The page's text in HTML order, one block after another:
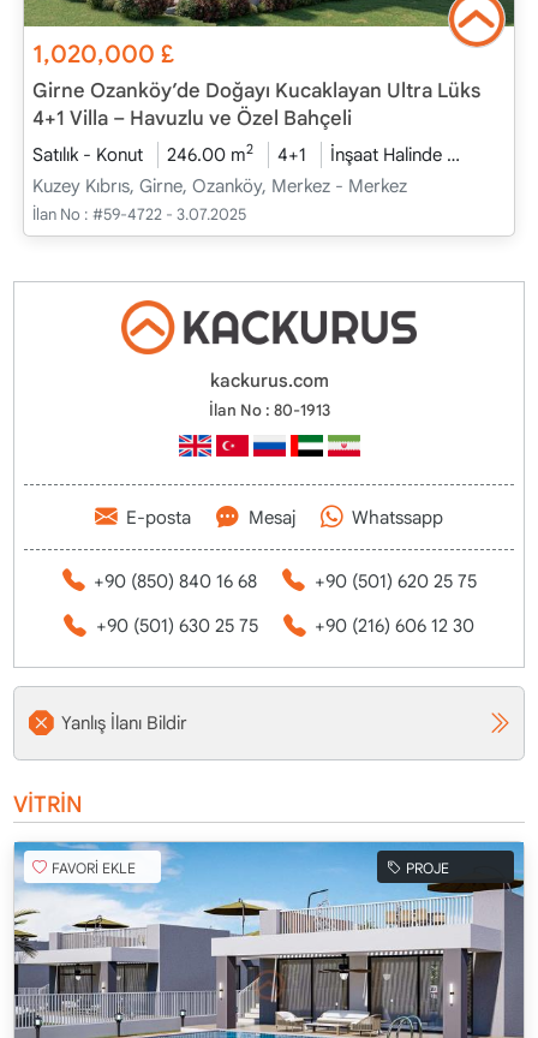
1,020,000£
Girne Ozanköy’de Doğayı Kucaklayan Ultra Lüks
4+1 Villa – Havuzlu ve Özel Bahçeli
Satılık - Konut 246.00 m2 4+1 İnşaat Halinde
Kuzey Kıbrıs, Girne, Ozanköy, Merkez - Merkez
İlan No : #59-4722 - 3.07.2025
kackurus.com
İlan No : 80-1913
E-posta Mesaj Whatssapp
+90 (850) 840 16 68 +90 (501) 620 25 75
+90 (501) 630 25 75 +90 (216) 606 12 30
Yanlış İlanı Bildir
VİTRİN
FAVORİ EKLE PROJE